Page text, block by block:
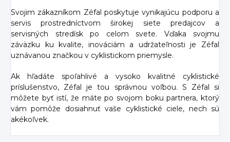
Svojim zákazníkom Zéfal poskytuje vynikajúcu podporu a
servis prostredníctvom širokej siete predajcov a
servisných stredísk po celom svete. Vďaka svojmu
záväzku ku kvalite, inováciám a udržateľnosti je Zéfal
uznávanou značkou v cyklistickom priemysle.
Ak hľadáte spoľahlivé a vysoko kvalitné cyklistické
príslušenstvo, Zéfal je tou správnou voľbou. S Zéfal si
môžete byť istí, že máte po svojom boku partnera, ktorý
vám pomôže dosiahnuť vaše cyklistické ciele, nech sú
akékoľvek.